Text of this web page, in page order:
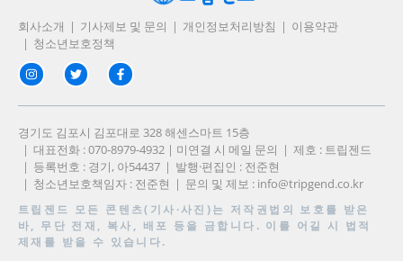
회사소개 기사제보 및 문의 개인정보처리방침
이용약관
청소년보호정책
경기도 김포시 김포대로 328 해센스마트 15층
대표전화 : 070-8979-4932 | 미연결 시 메일 문의
제호 : 트립젠드
등록번호 : 경기, 아54437
발행·편집인 : 전준현
청소년보호책임자 : 전준현
문의 및 제보 : info@tripgend.co.kr
트립젠드 모든 콘텐츠(기사·사진)는 저작권법의 보호를 받은
바, 무단 전재, 복사, 배포 등을 금합니다. 이를 어길 시 법적
제재를 받을 수 있습니다.